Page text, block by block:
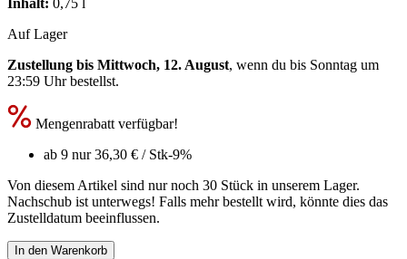
Auf Lager
Zustellung bis Mittwoch, 12. August, wenn du bis Sonntag um
23:59 Uhrbestellst.
Mengenrabatt verfügbar!
ab 9 nur36,30 € / Stk-9%
Von diesem Artikel sind nur noch 30 Stück in unserem Lager.
Nachschub ist unterwegs! Falls mehr bestellt wird, könnte dies das
Zustelldatum beeinflussen.
In den Warenkorb